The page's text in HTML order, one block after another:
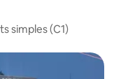
simples (C1)